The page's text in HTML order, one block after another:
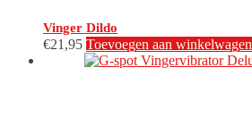
Vinger Dildo
€21,95 Toevoegen aan winkelwagen